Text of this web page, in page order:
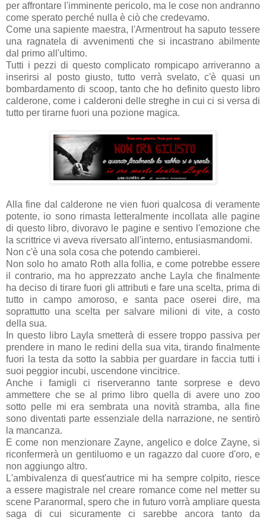
per affrontare l'imminente pericolo, ma le cose non andranno
come sperato perché nulla è ciò che credevamo.
Come una sapiente maestra, l'Armentrout ha saputo tessere
una ragnatela di avvenimenti che si incastrano abilmente
dal primo all'ultimo.
Tutti i pezzi di questo complicato rompicapo arriveranno a
inserirsi al posto giusto, tutto verrà svelato, c'è quasi un
bombardamento di scoop, tanto che ho definito questo libro
calderone, come i calderoni delle streghe in cui ci si versa di
tutto per tirarne fuori una pozione magica.
Alla fine dal calderone ne vien fuori qualcosa di veramente
potente, io sono rimasta letteralmente incollata alle pagine
di questo libro, divoravo le pagine e sentivo l'emozione che
la scrittrice vi aveva riversato all'interno, entusiasmandomi.
Non c'è una sola cosa che potendo cambierei.
Non solo ho amato Roth alla follia, e come potrebbe essere
il contrario, ma ho apprezzato anche Layla che finalmente
ha deciso di tirare fuori gli attributi e fare una scelta, prima di
tutto in campo amoroso, e santa pace oserei dire, ma
soprattutto una scelta per salvare milioni di vite, a costo
della sua.
n questo libro Layla smetterà di essere troppo passiva per
prendere in mano le redini della sua vita, tirando finalmente
fuori la testa da sotto la sabbia per guardare in faccia tutti i
suoi peggior incubi, uscendone vincitrice.
Anche i famigli ci riserveranno tante sorprese e devo
ammettere che se al primo libro quella di avere uno zoo
sotto pelle mi era sembrata una novità stramba, alla fine
sono diventati parte essenziale della narrazione, ne sentirò
la mancanza.
E come non menzionare Zayne, angelico e dolce Zayne,si
riconfermerà un gentiluomo e un ragazzo dal cuore d'oro, e
non aggiungo altro.
L'ambivalenza di quest'autrice mi ha sempre colpito, riesce
a essere magistrale nel creare romance come nel metter su
scene Paranormal, spero che in futuro vorrà ampliare questa
saga di cui sicuramente ci sarebbe ancora tanto da